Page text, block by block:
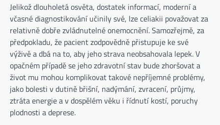
Jelikož dlouholetá osvěta, dostatek informací, moderní a
včasné diagnostikování učinily své, lze celiakii považovat za
relativně dobře zvládnutelné onemocnění. Samozřejmě, za
předpokladu, že pacient zodpovědně přistupuje ke své
výživě a dbá na to, aby jeho strava neobsahovala lepek. V
opačném případě se jeho zdravotní stav bude zhoršovat a
život mu mohou komplikovat takové nepříjemné problémy,
jako bolesti v dutině břišní, nadýmání, zvracení, průjmy,
ztráta energie a v dospělém věku i řídnutí kostí, poruchy
plodnosti a deprese.